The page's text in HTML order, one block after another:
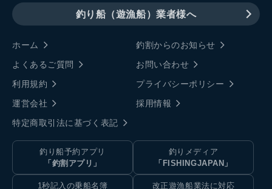
釣り船（遊漁船）業者様へ
ホーム
釣割からのお知らせ
よくあるご質問
お問い合わせ
利用規約
プライバシーポリシー
運営会社
採用情報
特定商取引法に基づく表記
釣り船予約アプリ
「釣割アプリ」
釣りメディア
「FISHINGJAPAN」
1秒記入の乗船名簿
改正遊漁船業法に対応